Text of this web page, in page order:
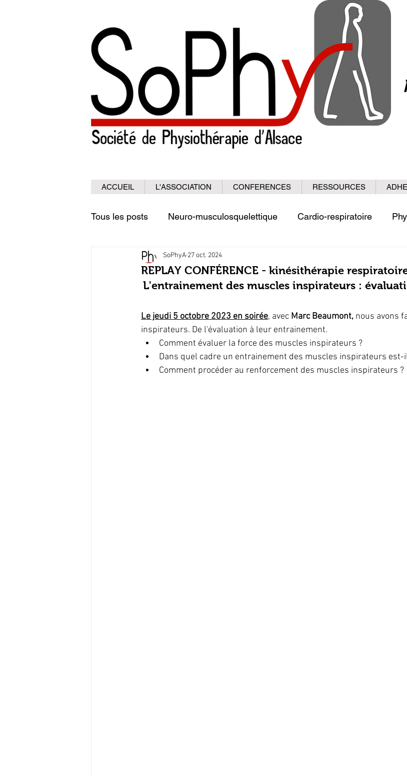
ACCUEIL L'ASSOCIATION CONFERENCES RESSOURCES
Tous les posts Neuro-musculosquelettique Cardio-respiratoire
Physiothérapie et neurologie
Comptes-rendus des réunions
Temps d'un mémoire Questionnaires étudiants Santé publique
REPLAY CONFÉRENCE - kinésithérapie
SoPhyA 27 oct. 2024
L'entrainement des muscles inspirateurs :
Le jeudi 5 octobre 2023 en soirée, avec Marc Beaumont, nous avons
inspirateurs. De l'évaluation à leur entrainement.
Comment évaluer la force des muscles inspirateurs ?
Dans quel cadre un entrainement des muscles inspirateurs
Comment procéder au renforcement des muscles inspirateurs ?